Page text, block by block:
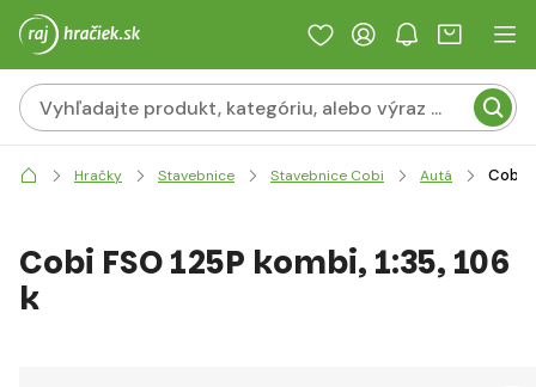
Hračky Stavebnice Stavebnice Cobi Autá Cobi
Cobi FSO 125P kombi, 1:35, 106
k